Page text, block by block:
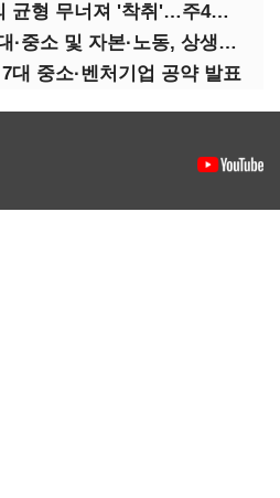
이재명 "대·중소 힘의 균형 무너져 '착취'…주4일제, 가야할 길"
'다시 공정' 이재명 "대·중소 및 자본·노동, 상생하는 공정한 성장"
대 중소·벤처기업 공약 발표